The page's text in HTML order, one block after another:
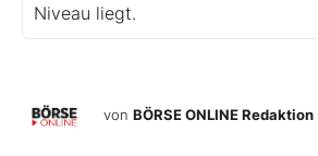
Niveau liegt.
von BÖRSE ONLINE Redaktion